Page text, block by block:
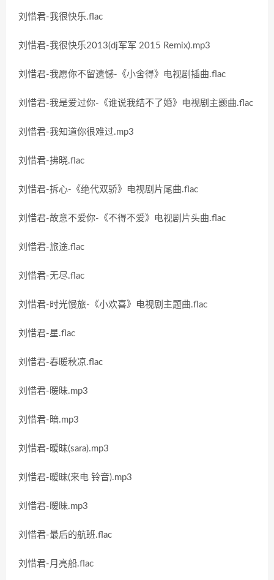
刘惜君-我很快乐.flac
刘惜君-我很快乐2013(dj军军 2015 Remix).mp3
刘惜君-我愿你不留遗憾-《小舍得》电视剧插曲.flac
刘惜君-我是爱过你-《谁说我结不了婚》电视剧主题曲.flac
刘惜君-我知道你很难过.mp3
刘惜君-拂晓.flac
刘惜君-拆心-《绝代双骄》电视剧片尾曲.flac
刘惜君-故意不爱你-《不得不爱》电视剧片头曲.flac
刘惜君-旅途.flac
刘惜君-无尽.flac
刘惜君-时光慢旅-《小欢喜》电视剧主题曲.flac
刘惜君-星.flac
刘惜君-春暖秋凉.flac
刘惜君-暖昧.mp3
刘惜君-暗.mp3
刘惜君-暧昧(sara).mp3
刘惜君-暧昧(来电 铃音).mp3
刘惜君-暧昧.mp3
刘惜君-最后的航班.flac
刘惜君-月亮船.flac